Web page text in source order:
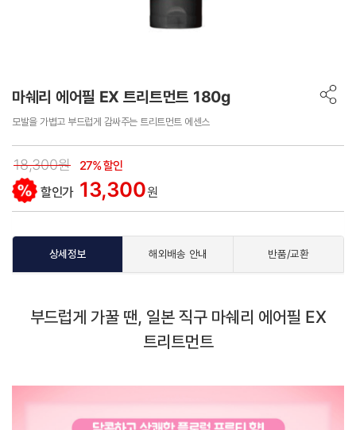
마쉐리 에어필 EX 트리트먼트 180g
모발을 가볍고 부드럽게 감싸주는 트리트먼트 에센스
18,300원 27% 할인
할인가 13,300원
상세정보 해외배송 안내 반품/교환
부드럽게 가꿀 땐, 일본 직구 마쉐리 에어필 EX
트리트먼트